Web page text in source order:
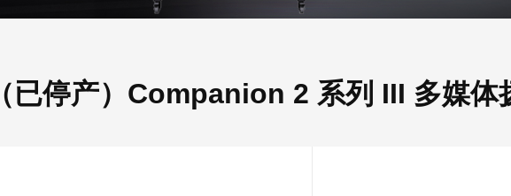
（已停产）Companion 2 系列 III 多媒体